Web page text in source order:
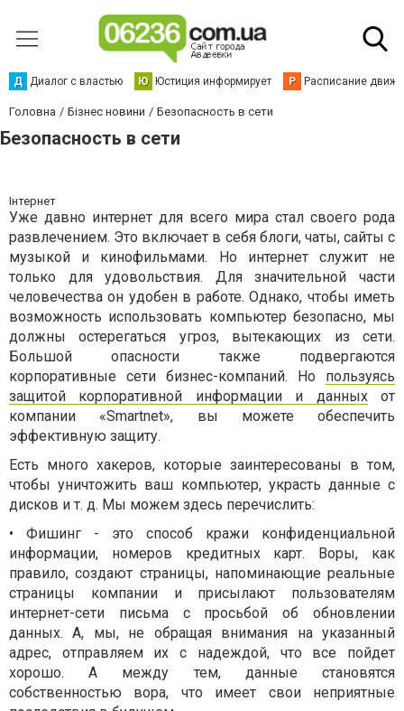
Д Диалог с властью Ю Юстиция информирует Р Расписание
Головна Бізнес новини Безопасность в сети
Безопасность в сети
Інтернет
Уже давно интернет для всего мира стал своего рода
развлечением. Это включает в себя блоги, чаты, сайты с
музыкой и кинофильмами. Но интернет служит не
только для удовольствия. Для значительной части
человечества он удобен в работе. Однако, чтобы иметь
возможность использовать компьютер безопасно, мы
должны остерегаться угроз, вытекающих из сети.
Большой опасности также подвергаются
корпоративные сети бизнес-компаний. Но пользуясь
защитой корпоративной информации и данныхот
компании «Smartnet», вы можете обеспечить
эффективную защиту.
Есть много хакеров, которые заинтересованы в том,
чтобы уничтожить ваш компьютер, украсть данные с
дисков и т. д. Мы можем здесь перечислить:
• Фишинг - это способ кражи конфиденциальной
информации, номеров кредитных карт. Воры, как
правило, создают страницы, напоминающие реальные
страницы компании и присылают пользователям
интернет-сети письма с просьбой об обновлении
данных. А, мы, не обращая внимания на указанный
адрес, отправляем их с надеждой, что все пойдет
хорошо. А между тем, данные становятся
собственностью вора, что имеет свои неприятные